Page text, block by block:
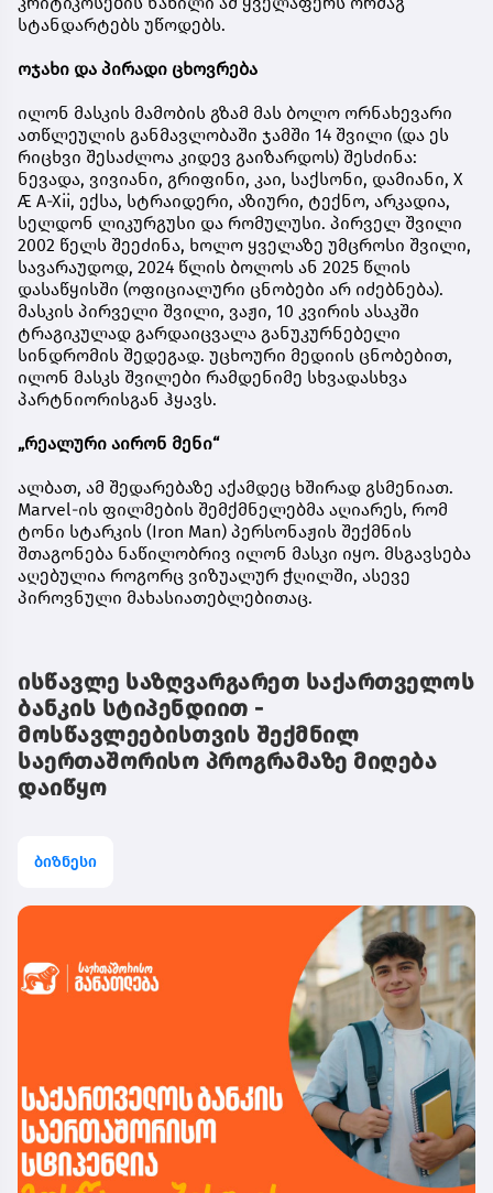
სტანდარტებს უწოდებს.
ოჯახი და პირადი ცხოვრება
ილონ მასკის მამობის გზამ მას ბოლო ორნახევარი
ათწლეულის განმავლობაში ჯამში 14 შვილი (და ეს
რიცხვი შესაძლოა კიდევ გაიზარდოს) შესძინა:
ნევადა, ვივიანი, გრიფინი, კაი, საქსონი, დამიანი, X
Æ A-Xii, ექსა, სტრაიდერი, აზიური, ტექნო, არკადია,
სელდონ ლიკურგუსი და რომულუსი. პირველ შვილი
2002 წელს შეეძინა, ხოლო ყველაზე უმცროსი შვილი,
სავარაუდოდ, 2024 წლის ბოლოს ან 2025 წლის
დასაწყისში (ოფიციალური ცნობები არ იძებნება).
მასკის პირველი შვილი, ვაჟი, 10 კვირის ასაკში
ტრაგიკულად გარდაიცვალა განუკურნებელი
სინდრომის შედეგად. უცხოური მედიის ცნობებით,
ილონ მასკს შვილები რამდენიმე სხვადასხვა
პარტნიორისგან ჰყავს.
„რეალური აირონ მენი“
ალბათ, ამ შედარებაზე აქამდეც ხშირად გსმენიათ.
Marvel-ის ფილმების შემქმნელებმა აღიარეს, რომ
ტონი სტარკის (Iron Man) პერსონაჟის შექმნის
შთაგონება ნაწილობრივ ილონ მასკი იყო. მსგავსება
აღებულია როგორც ვიზუალურ ჭღილში, ასევე
პიროვნული მახასიათებლებითაც.
ისწავლე საზღვარგარეთ საქართველოს
ბანკის სტიპენდიით -
მოსწავლეებისთვის შექმნილ
საერთაშორისო პროგრამაზე მიღება
დაიწყო
ბიზნესი